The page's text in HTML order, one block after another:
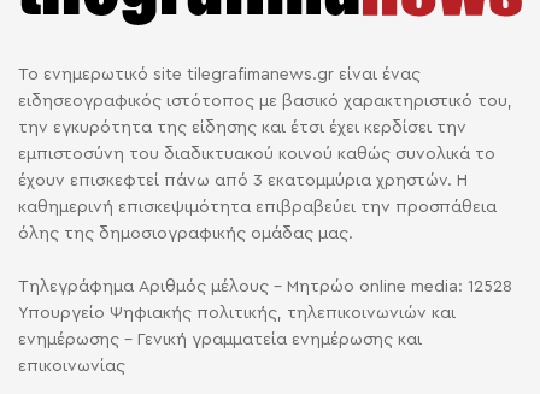
Το ενημερωτικό site tilegrafimanews.gr είναι ένας
ειδησεογραφικός ιστότοπος με βασικό χαρακτηριστικό του,
την εγκυρότητα της είδησης και έτσι έχει κερδίσει την
εμπιστοσύνη του διαδικτυακού κοινού καθώς συνολικά το
έχουν επισκεφτεί πάνω από 3 εκατομμύρια χρηστών. Η
καθημερινή επισκεψιμότητα επιβραβεύει την προσπάθεια
όλης της δημοσιογραφικής ομάδας μας.
Τηλεγράφημα Αριθμός μέλους - Μητρώο online media: 12528
Υπουργείο Ψηφιακής πολιτικής, τηλεπικοινωνιών και
ενημέρωσης - Γενική γραμματεία ενημέρωσης και
επικοινωνίας